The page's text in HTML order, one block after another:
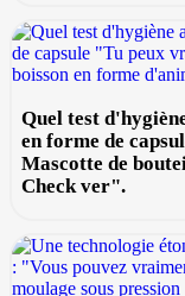
Quel test
en forme de
Mascotte de
Check ver".